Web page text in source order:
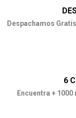
Despachamos
6
Encuentra +